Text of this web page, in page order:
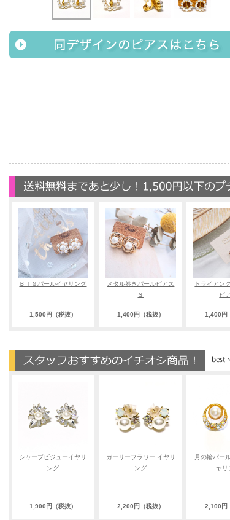
ＢＩＧパールイヤリング
1,500円（税抜）
メタル巻きパールピアス
Ｓ
1,400円（税抜）
トライアン
ピ
1,400円
シャープビジューイヤリ
ング
1,900円（税抜）
ガーリーフラワー イヤリ
ング
2,200円（税抜）
月の輪パー
ヤリ
2,100円